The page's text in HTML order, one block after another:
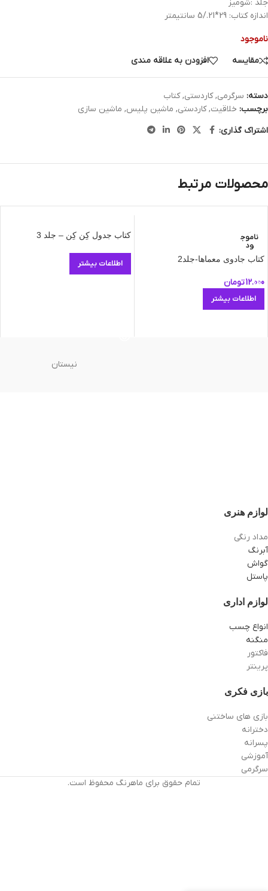
جلد :شومیز
اندازه کتاب: 29*21./5 سانتیمتر
ناموجود
مقایسه
افزودن به علاقه مندی
دسته: سرگرمی, کاردستی, کتاب
برچسب: خلاقیت, کاردستی, ماشین پلیس, ماشین سازی
اشتراک گذاری:
محصولات مرتبط
ناموج
ود
کتاب جادوی معماها-جلد2
12.000تومان
اطلاعات بیشتر
کتاب جدول کِن کِن – جلد 3
اطلاعات بیشتر
نیستان
لوازم هنری
مداد رنگی
آبرنگ
گواش
پاستل
لوازم اداری
انواع چسب
منگنه
فاکتور
پرینتر
بازی فکری
بازی های ساختنی
دخترانه
پسرانه
آموزشی
سرگرمی
تمام حقوق برای ماهرنگ محفوظ است.